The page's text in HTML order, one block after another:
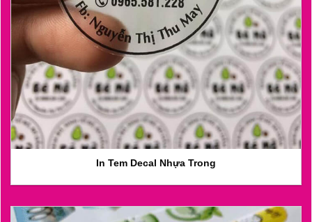
In Tem Decal Nhựa Trong